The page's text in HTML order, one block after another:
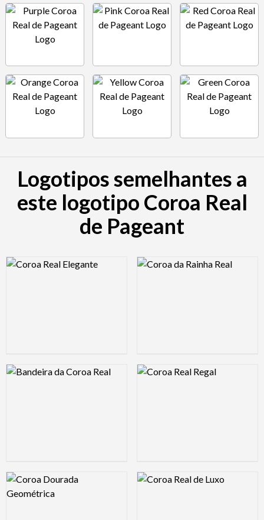
Logotipos semelhantes a
este logotipo Coroa Real
de Pageant
Logo Preview Image Logo Preview Image
Logo Preview Image Logo Preview Image
Logo Preview Image Logo Preview Image